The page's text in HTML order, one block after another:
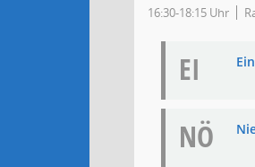
16:30-18:15 Uhr
EI
NÖ